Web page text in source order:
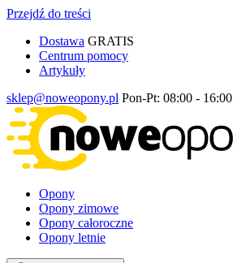
Przejdź do treści
Dostawa GRATIS
Centrum pomocy
Artykuły
sklep@noweopony.pl Pon-Pt: 08:00 - 16:00
Opony
Opony zimowe
Opony całoroczne
Opony letnie